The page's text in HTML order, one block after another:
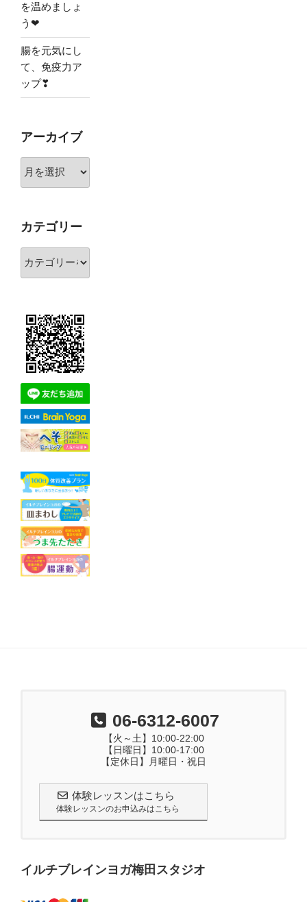
を温めましょ
う❤
腸を元気にし
て、免疫力ア
ップ❣
アーカイブ
ア
ブ
カテゴリー
ー
06-6312-6007
【火～土】10:00-22:00
【日曜日】10:00-17:00
【定休日】月曜日・祝日
体験レッスンはこちら
体験レッスンのお申込みはこちら
イルチブレインヨガ梅田スタジオ